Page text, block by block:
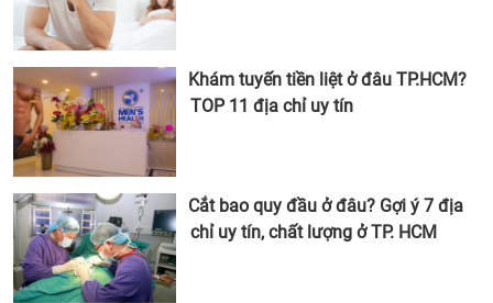
Khám tuyến tiền liệt ở đâu TP.HCM?
TOP 11 địa chỉ uy tín
Cắt bao quy đầu ở đâu? Gợi ý 7 địa
chỉ uy tín, chất lượng ở TP. HCM